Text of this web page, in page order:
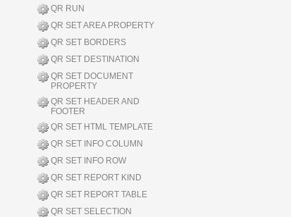
QR RUN
QR SET AREA PROPERTY
QR SET BORDERS
QR SET DESTINATION
QR SET DOCUMENT
PROPERTY
QR SET HEADER AND
FOOTER
QR SET HTML TEMPLATE
QR SET INFO COLUMN
QR SET INFO ROW
QR SET REPORT KIND
QR SET REPORT TABLE
QR SET SELECTION